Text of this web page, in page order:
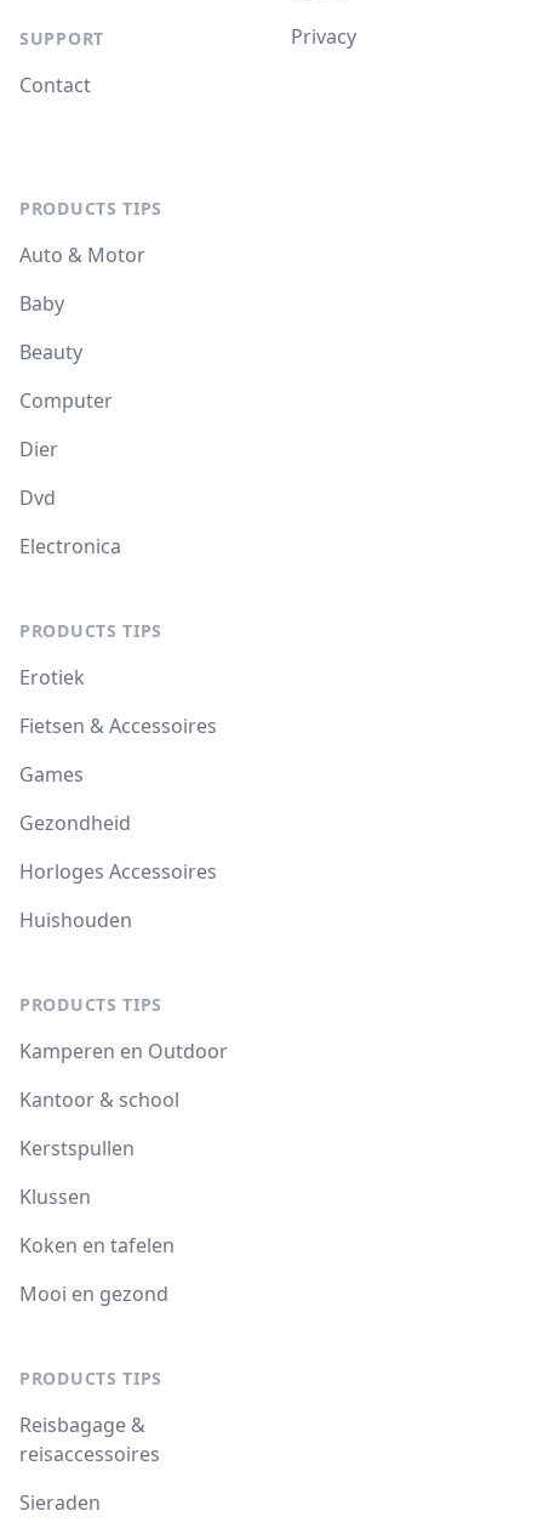
SUPPORT
Contact
Privacy
PRODUCTS TIPS
Auto & Motor
Baby
Beauty
Computer
Dier
Dvd
Electronica
PRODUCTS TIPS
Erotiek
Fietsen & Accessoires
Games
Gezondheid
Horloges Accessoires
Huishouden
PRODUCTS TIPS
Kamperen en Outdoor
Kantoor & school
Kerstspullen
Klussen
Koken en tafelen
Mooi en gezond
PRODUCTS TIPS
Reisbagage &
reisaccessoires
Sieraden